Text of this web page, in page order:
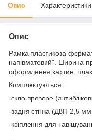
Опис Характеристики
Опис
Рамка пластикова
напівматовий". Ширина
оформлення картин,
Комплектуються:
-скло прозоре
-задня стінка (ДВП 2,5
-кріплення для